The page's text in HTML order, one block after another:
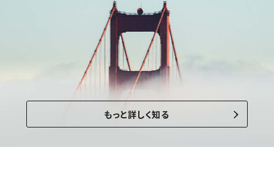
もっと詳しく知る